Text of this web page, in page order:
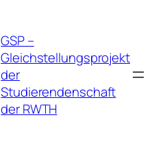
GSP –
Gleichstellungsprojekt
der
Studierendenschaft
der RWTH